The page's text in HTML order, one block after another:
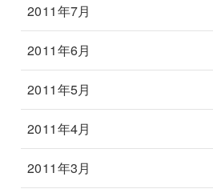
2011年7月
2011年6月
2011年5月
2011年4月
2011年3月